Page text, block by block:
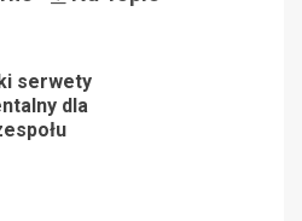
serwety
dla